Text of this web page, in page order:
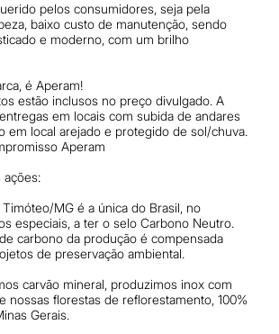
pelos consumidores, seja pela
baixo custo de manutenção, sendo
e moderno, com um brilho
é Aperam!
estão inclusos no preço divulgado. A
em locais com subida de andares
em local arejado e protegido de sol/chuva.
Aperam
ações:
MG é a única do Brasil, no
especiais, a ter o selo Carbono Neutro.
carbono da produção é compensada
de preservação ambiental.
carvão mineral, produzimos inox com
nossas florestas de reflorestamento, 100%
Gerais.